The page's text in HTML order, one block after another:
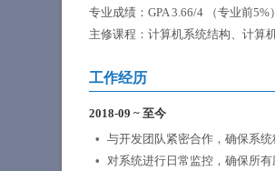
专业成绩：GPA 3.66/4 （专业前5%）
主修课程：计算机系统结构、计算
工作经历
2018-09 ~ 至今
与开发团队紧密合作，确保系统
对系统进行日常监控，确保所